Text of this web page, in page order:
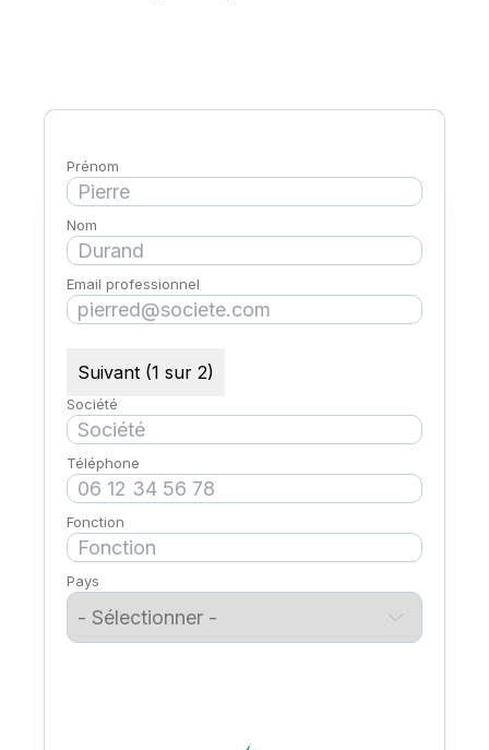
Prénom
Nom
Email professionnel
Suivant (1 sur 2)
Société
Téléphone
Fonction
Pays